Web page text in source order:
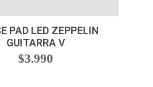
PAD LED ZEPPELIN
GUITARRA V
$3.990